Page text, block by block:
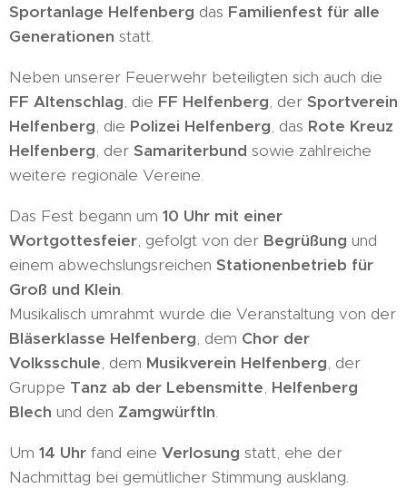
Sportanlage Helfenberg das Familienfest für alle
Generationen statt.
Neben unserer Feuerwehr beteiligten sich auch die
FF Altenschlag, die FF Helfenberg, der Sportverein
Helfenberg, die Polizei Helfenberg, das Rote Kreuz
Helfenberg, der Samariterbund sowie zahlreiche
weitere regionale Vereine.
Das Fest begann um 10 Uhr mit einer
Wortgottesfeier, gefolgt von der Begrüßung und
einem abwechslungsreichen Stationenbetrieb für
Groß und Klein.
Musikalisch umrahmt wurde die Veranstaltung von der
Bläserklasse Helfenberg, dem Chor der
Volksschule, dem Musikverein Helfenberg, der
Gruppe Tanz ab der Lebensmitte, Helfenberg
Blech und den Zamgwürftln.
Um 14 Uhr fand eine Verlosung statt, ehe der
Nachmittag bei gemütlicher Stimmung ausklang.